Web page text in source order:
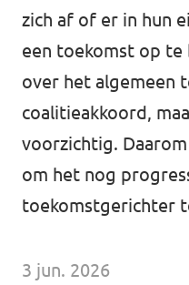
Word lid
Wat we doen
zich af of er in hun
een toekomst op te
over het algemeen
coalitieakkoord,
voorzichtig.
om het nog
toekomstgerichter
3 jun. 2026